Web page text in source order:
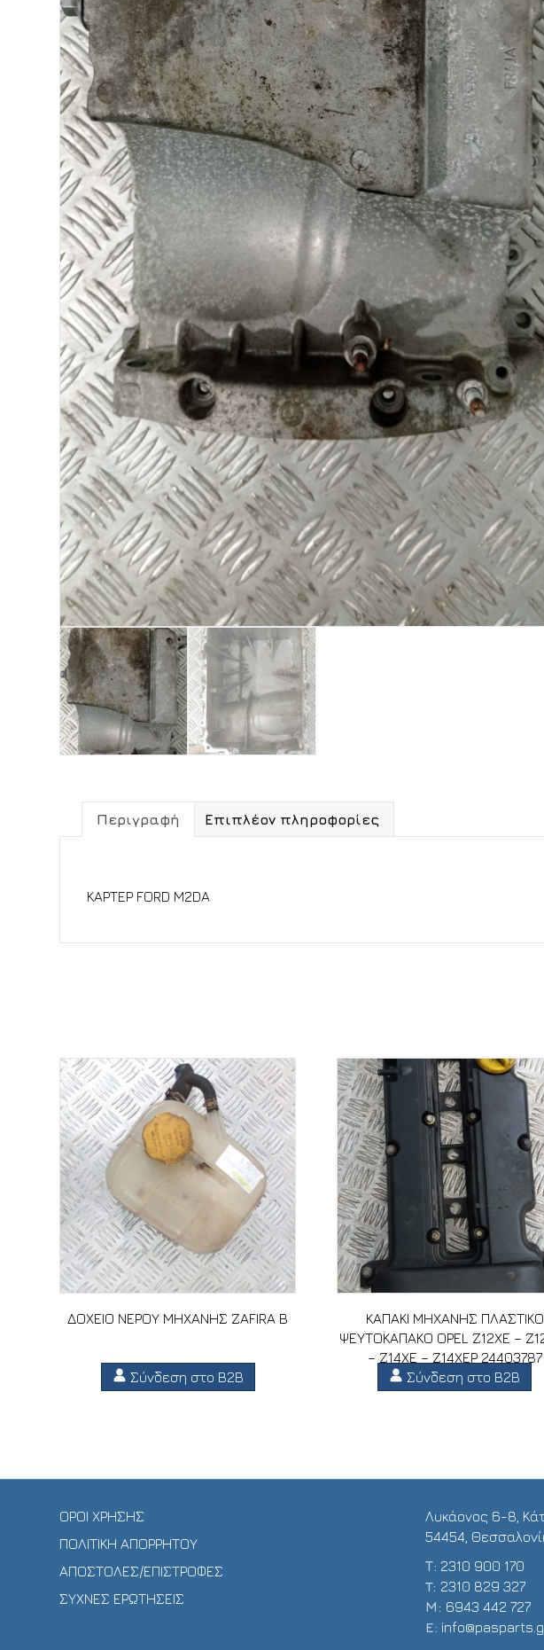
Περιγραφή Επιπλέον πληροφορίες
ΚΑΡΤΕΡ FORD M2DA
ΔΟΧΕΙΟ ΝΕΡΟΥ ΜΗΧΑΝΗΣ ZAFIRA B
Σύνδεση στο B2B
ΚΑΠΑΚΙ ΜΗΧΑΝΗΣ ΠΛΑΣΤΙΚΟ
ΨΕΥΤΟΚΑΠΑΚΟ OPEL Z12XE –
– Z14XE – Z14XEP 24403787
Σύνδεση στο B2B
ΟΡΟΙ ΧΡΗΣΗΣ
ΠΟΛΙΤΙΚΗ ΑΠΟΡΡΗΤΟΥ
ΑΠΟΣΤΟΛΕΣ/ΕΠΙΣΤΡΟΦΕΣ
ΣΥΧΝΕΣ ΕΡΩΤΗΣΕΙΣ
Λυκάονος 6-8,
54454,
Τ: 2310 900 170
T: 2310 829 327
Μ: 6943 442 727
E: